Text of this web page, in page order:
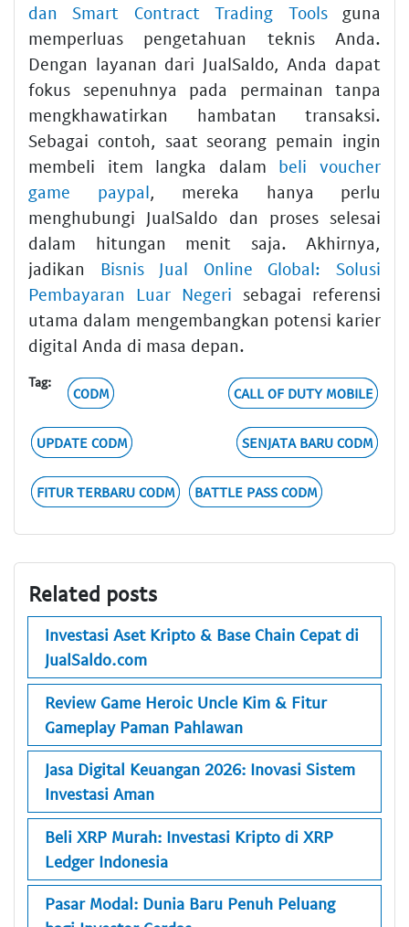
dan Smart Contract Trading Toolsguna
memperluas pengetahuan teknis Anda.
Dengan layanan dari JualSaldo, Anda dapat
fokus sepenuhnya pada permainan tanpa
mengkhawatirkan hambatan transaksi.
Sebagai contoh, saat seorang pemain ingin
membeli item langka dalam beli voucher
game paypal, mereka hanya perlu
menghubungi JualSaldo dan proses selesai
dalam hitungan menit saja. Akhirnya,
jadikan Bisnis Jual Online Global: Solusi
Pembayaran Luar Negeri sebagai referensi
utama dalam mengembangkan potensi karier
digital Anda di masa depan.
Tag:
CODM CALL OF DUTY MOBILE
UPDATE CODM SENJATA BARU CODM
FITUR TERBARU CODM BATTLE PASS CODM
Related posts
Investasi Aset Kripto & Base Chain Cepat di
JualSaldo.com
Review Game Heroic Uncle Kim & Fitur
Gameplay Paman Pahlawan
Jasa Digital Keuangan 2026: Inovasi Sistem
Investasi Aman
Beli XRP Murah: Investasi Kripto di XRP
Ledger Indonesia
Pasar Modal: Dunia Baru Penuh Peluang